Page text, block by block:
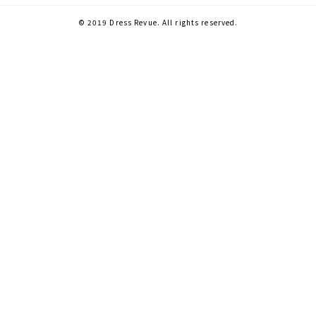
© 2019 Dress Revue. All rights reserved.